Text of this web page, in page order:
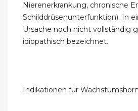
Nierenerkrankung, chronische
Schilddrüsenunterfunktion). In
Ursache noch nicht vollständig
idiopathisch bezeichnet.
Indikationen für